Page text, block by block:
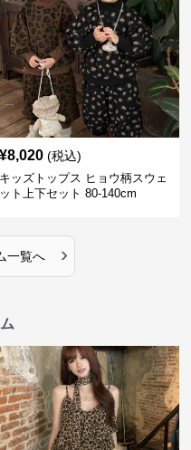
¥8,020 (税込)
キッズトップス ヒョウ柄スウェ
ット上下セット 80-140cm
一覧へ ›